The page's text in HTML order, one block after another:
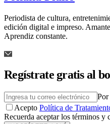
Periodista de cultura,
edición digital e impreso.
Aprendiz constante.
Regístrate gratis al
Acepto Política de
Recuerda aceptar los términos y